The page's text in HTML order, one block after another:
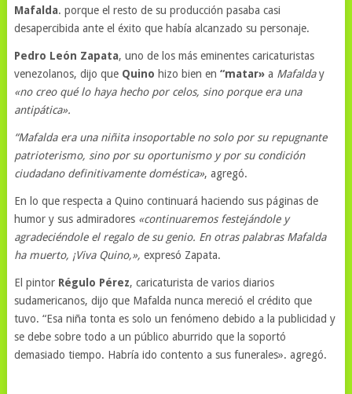
Mafalda. porque el resto de su producción pasaba casi
desapercibida ante el éxito que había alcanzado su personaje.
Pedro León Zapata, uno de los más eminentes caricaturistas
venezolanos, dijo que Quino hizo bien en “matar»a Mafalday
«no creo qué lo haya hecho por celos, sino porque era una
antipática».
“Mafalda era una niñita insoportable no solo por su repugnante
patrioterismo, sino por su oportunismo y por su condición
ciudadano definitivamente doméstica», agregó.
En lo que respecta a Quino continuará haciendo sus páginas de
humor y sus admiradores «continuaremos festejándole y
agradeciéndole el regalo de su genio. En otras palabras Mafalda
ha muerto, ¡Viva Quino,», expresó Zapata.
El pintor Régulo Pérez, caricaturista de varios diarios
sudamericanos, dijo que Mafalda nunca mereció el crédito que
tuvo. “Esa niña tonta es solo un fenómeno debido a la publicidad y
se debe sobre todo a un público aburrido que la soportó
demasiado tiempo. Habría ido contento a sus funerales». agregó.